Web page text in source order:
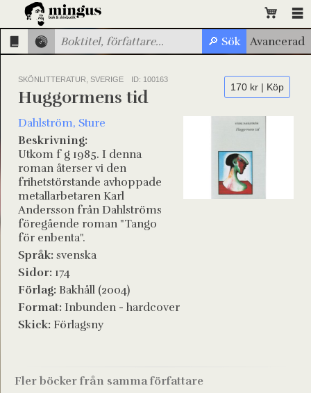
SKÖNLITTERATUR, SVERIGE ID: 100163
170 kr | Köp
Huggormens tid
Dahlström, Sture
Beskrivning:
Utkom f g 1985. I denna
roman återser vi den
frihetstörstande avhoppade
metallarbetaren Karl
Andersson från Dahlströms
föregående roman "Tango
för enbenta".
Språk: svenska
Sidor: 174
Förlag: Bakhåll (2004)
Format: Inbunden - hardcover
Skick: Förlagsny
Fler böcker från samma författare